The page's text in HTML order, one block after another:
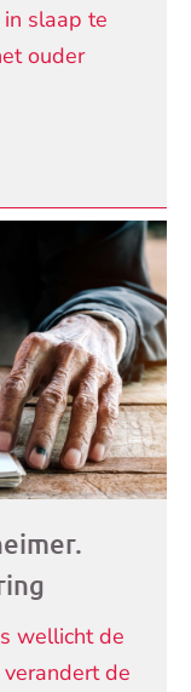
slaap te
ouder
wellicht de
de